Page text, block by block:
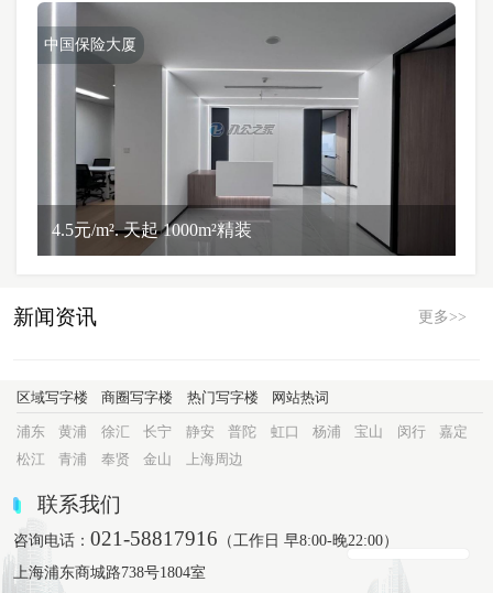
中国保险大厦
4.5元/m². 天起 1000m²精装
新闻资讯 更多>>
区域写字楼 商圈写字楼 热门写字楼 网站热词
浦东 黄浦 徐汇 长宁 静安 普陀 虹口 杨浦 宝山 闵行
嘉定
松江
青浦 奉贤 金山 上海周边
联系我们
咨询电话：021-58817916 （工作日 早8:00-晚22:00）
上海浦东商城路738号1804室